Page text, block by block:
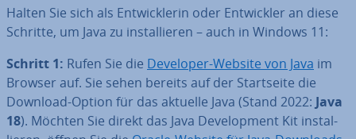
Halten Sie sich als Ent­wick­le­rin oder Ent­wick­ler an diese
Schritte, um Java zu in­stal­lie­ren – auch in Windows 11:
Schritt 1: Rufen Sie die Developer-Website von Java im
Browser auf. Sie sehen bereits auf der Start­sei­te die
Download-Option für das aktuelle Java (Stand 2022: Java
18). Möchten Sie direkt das Java De­ve­lo­p­ment Kit in­stal­